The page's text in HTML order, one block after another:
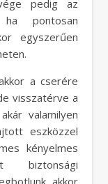
pedig az
pontosan
egyszerűen
a cserére
visszatérve a
valamilyen
eszközzel
kényelmes
biztonsági
akkor